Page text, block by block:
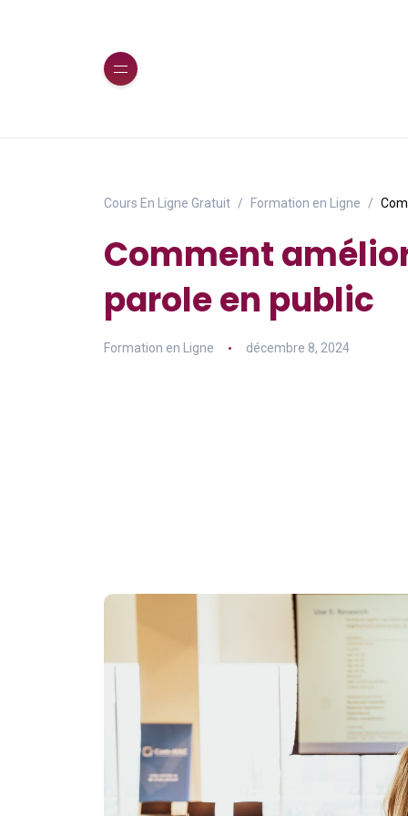
Cours En Ligne Gratuit Formation en Ligne
Comment
parole en public
Formation en Ligne décembre 8, 2024